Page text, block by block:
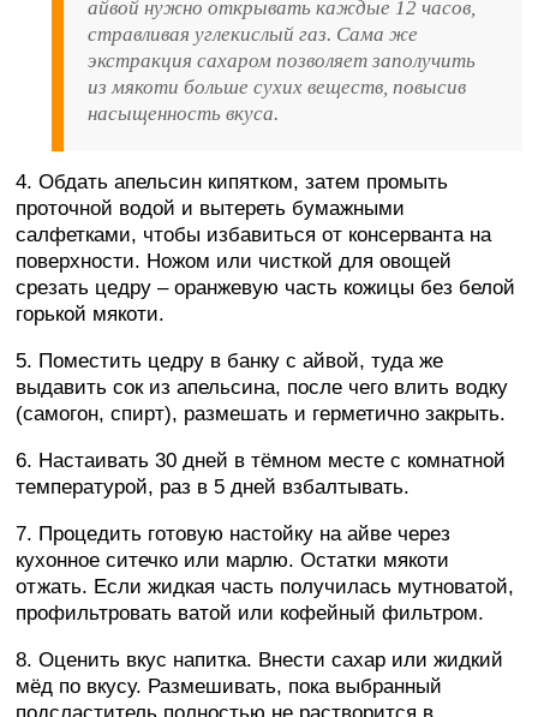
айвой нужно открывать каждые 12 часов,
стравливая углекислый газ. Сама же
экстракция сахаром позволяет заполучить
из мякоти больше сухих веществ, повысив
насыщенность вкуса.
4. Обдать апельсин кипятком, затем промыть
проточной водой и вытереть бумажными
салфетками, чтобы избавиться от консерванта на
поверхности. Ножом или чисткой для овощей
срезать цедру – оранжевую часть кожицы без белой
горькой мякоти.
5. Поместить цедру в банку с айвой, туда же
выдавить сок из апельсина, после чего влить водку
(самогон, спирт), размешать и герметично закрыть.
6. Настаивать 30 дней в тёмном месте с комнатной
температурой, раз в 5 дней взбалтывать.
7. Процедить готовую настойку на айве через
кухонное ситечко или марлю. Остатки мякоти
отжать. Если жидкая часть получилась мутноватой,
профильтровать ватой или кофейный фильтром.
8. Оценить вкус напитка. Внести сахар или жидкий
мёд по вкусу. Размешивать, пока выбранный